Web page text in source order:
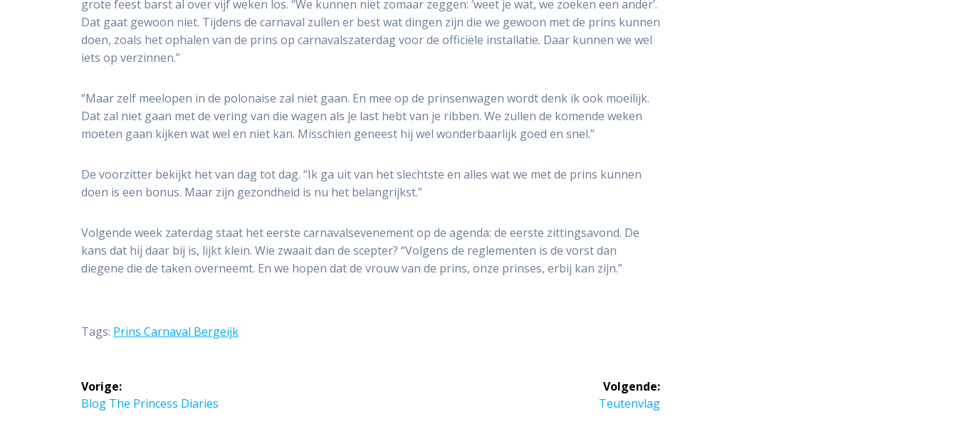
grote feest barst al over vijf weken los. “We kunnen niet zomaar zeggen: ‘weet je wat, we zoeken een ander’.
Dat gaat gewoon niet. Tijdens de carnaval zullen er best wat dingen zijn die we gewoon met de prins kunnen
doen, zoals het ophalen van de prins op carnavalszaterdag voor de officiële installatie. Daar kunnen we wel
iets op verzinnen.”
“Maar zelf meelopen in de polonaise zal niet gaan. En mee op de prinsenwagen wordt denk ik ook moeilijk.
Dat zal niet gaan met de vering van die wagen als je last hebt van je ribben. We zullen de komende weken
moeten gaan kijken wat wel en niet kan. Misschien geneest hij wel wonderbaarlijk goed en snel.”
De voorzitter bekijkt het van dag tot dag. “Ik ga uit van het slechtste en alles wat we met de prins kunnen
doen is een bonus. Maar zijn gezondheid is nu het belangrijkst.”
Volgende week zaterdag staat het eerste carnavalsevenement op de agenda: de eerste zittingsavond. De
kans dat hij daar bij is, lijkt klein. Wie zwaait dan de scepter? “Volgens de reglementen is de vorst dan
diegene die de taken overneemt. En we hopen dat de vrouw van de prins, onze prinses, erbij kan zijn.”
Tags: Prins Carnaval Bergeijk
Bericht
navigatie
Vorige:
Vorig
Blog The Princess Diaries
Volgende:
Volgend
Teutenvlag